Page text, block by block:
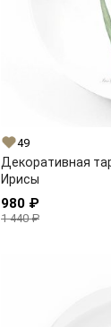
49
Декоративная
Ирисы
980 ₽
1 440 ₽